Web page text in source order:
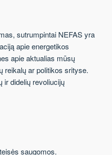
sutrumpintai NEFAS yra
apie energetikos
apie aktualias mūsų
reikalų ar politikos srityse.
ir didelių revoliucijų
saugomos.